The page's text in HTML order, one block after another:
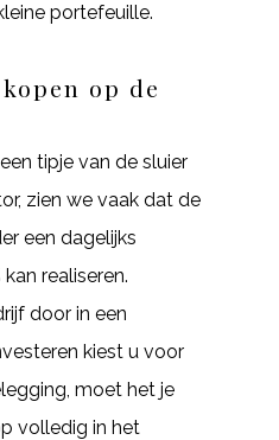
portefeuille.
op de
tipje van de sluier
zien we vaak dat de
een dagelijks
realiseren.
door in een
kiest u voor
moet het je
volledig in het